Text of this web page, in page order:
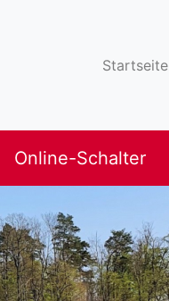
Startseite
Online-Schalter